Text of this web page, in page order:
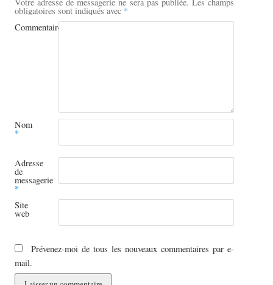
obligatoires sont indiqués avec *
Commentaire
Nom
*
Adresse
de
messagerie
*
Site
web
Prévenez-moi de tous les nouveaux commentaires par e-
mail.